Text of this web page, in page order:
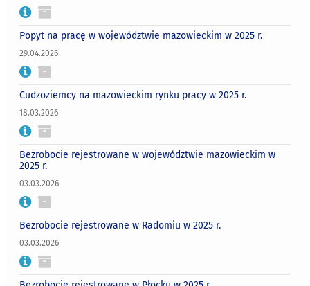
Popyt na pracę w województwie mazowieckim w 2025 r.
29.04.2026
Cudzoziemcy na mazowieckim rynku pracy w 2025 r.
18.03.2026
Bezrobocie rejestrowane w województwie mazowieckim w
2025 r.
03.03.2026
Bezrobocie rejestrowane w Radomiu w 2025 r.
03.03.2026